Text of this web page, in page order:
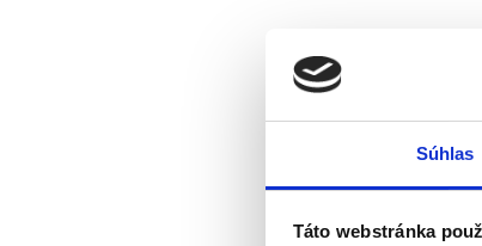
Súhlas
Táto webstránka